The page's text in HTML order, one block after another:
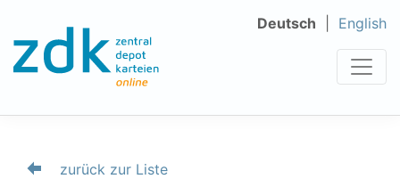
Deutsch English
zurück zur Liste